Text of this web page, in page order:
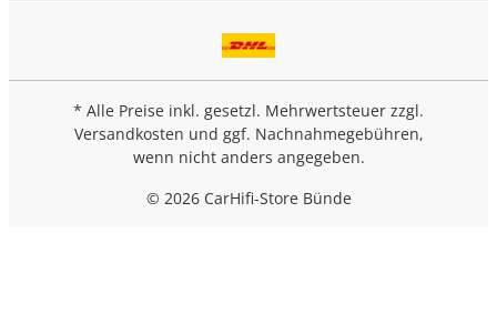
* Alle Preise inkl. gesetzl. Mehrwertsteuer zzgl.
Versandkosten und ggf. Nachnahmegebühren,
wenn nicht anders angegeben.
© 2026 CarHifi-Store Bünde